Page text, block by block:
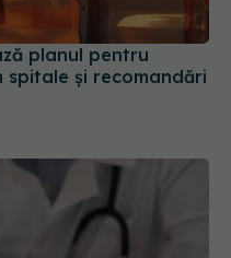
planul pentru
spitale și recomandări